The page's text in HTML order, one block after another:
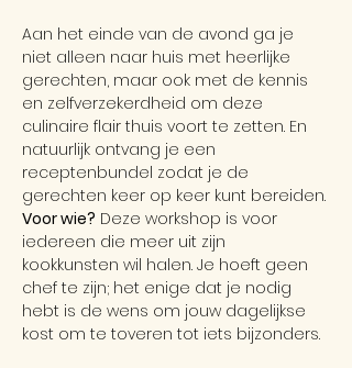
Aan het einde van de avond ga je
niet alleen naar huis met heerlijke
gerechten, maar ook met de kennis
en zelfverzekerdheid om deze
culinaire flair thuis voort te zetten. En
natuurlijk ontvang je een
receptenbundel zodat je de
gerechten keer op keer kunt bereiden.
Voor wie? Deze workshop is voor
iedereen die meer uit zijn
kookkunsten wil halen. Je hoeft geen
chef te zijn; het enige dat je nodig
hebt is de wens om jouw dagelijkse
kost om te toveren tot iets bijzonders.